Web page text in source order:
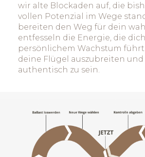
wir alte Blockaden auf, die
vollen Potenzial im Wege
bereiten den Weg für dein
entfesseln die Energie, die
persönlichem Wachstum
deine Flügel auszubreiten
authentisch zu sein.